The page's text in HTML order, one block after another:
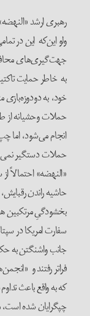
رهبری ارشد
ولو این‌که این در
جهت‌گیری‌های
به خاطر حمایت
خود، به دودوزه‌بازی
حملات وحشیانه از
انجام می‌شود، اما
حملات دستگیر
«النهضه» احتمالاً
حاشیه راندن
بخشودگیِ مرتکبین
سفارت امریکا در
جانب واشنگتن به
فراتر رفتند و
که به واقع باعث
چپگرایان شده است،